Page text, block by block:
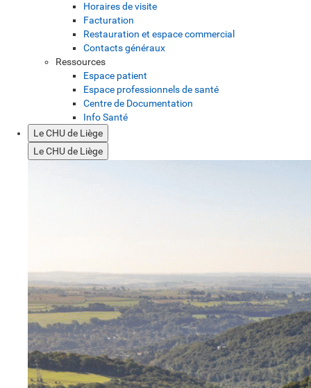
Horaires de visite
Facturation
Restauration et espace commercial
Contacts généraux
Ressources
Espace patient
Espace professionnels de santé
Centre de Documentation
Info Santé
Le CHU de Liège
Le CHU de Liège